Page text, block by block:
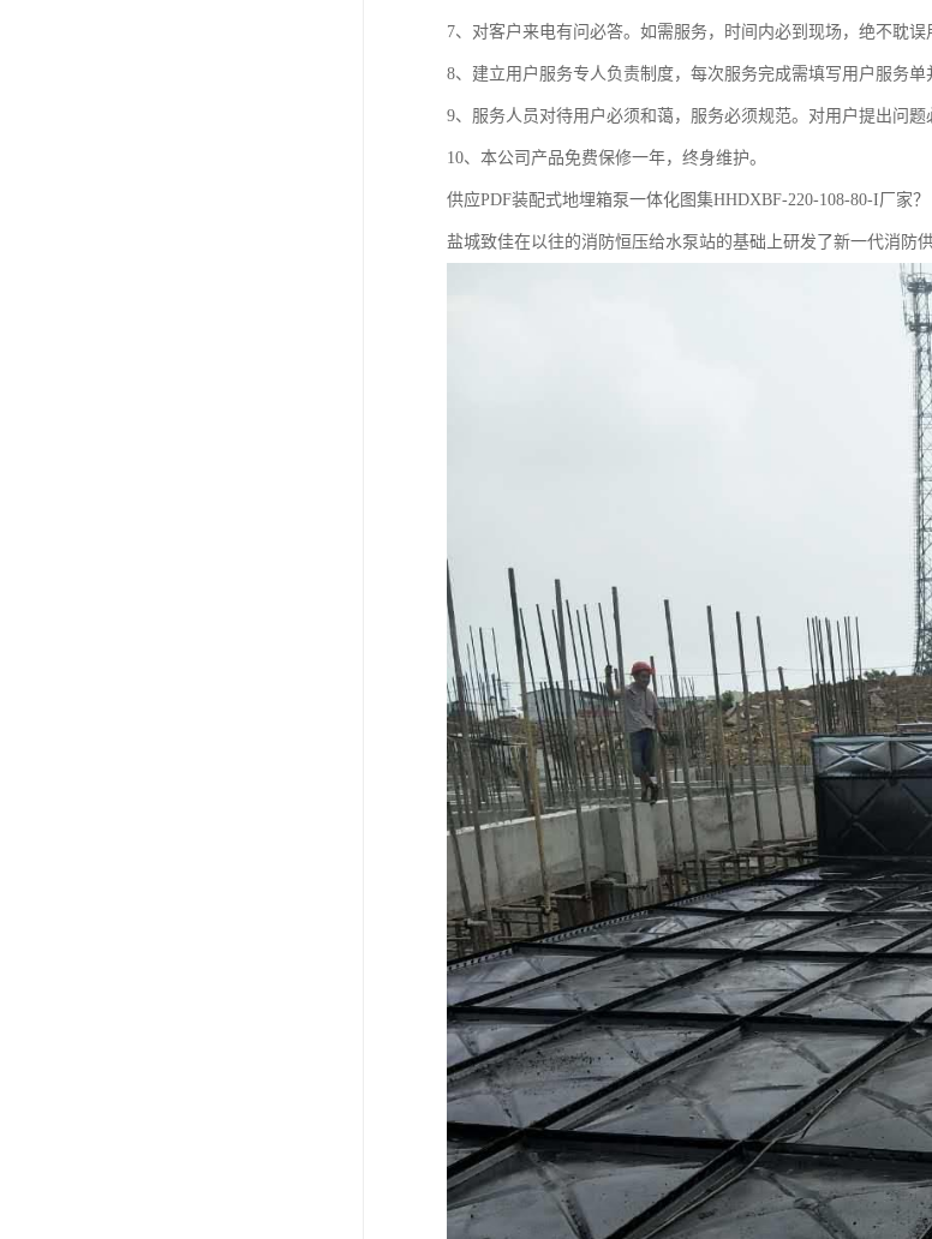
7、对客户来电有问必答。如需服务，时间内必到现场，绝不耽误
8、建立用户服务专人负责制度，每次服务完成需填写用户服务单
9、服务人员对待用户必须和蔼，服务必须规范。对用户提出
10、本公司产品免费保修一年，终身维护。
供应PDF装配式地埋箱泵一体化图集HHDXBF-220-108-80-I厂家？
盐城致佳在以往的消防恒压给水泵站的基础上研发了新一代消防